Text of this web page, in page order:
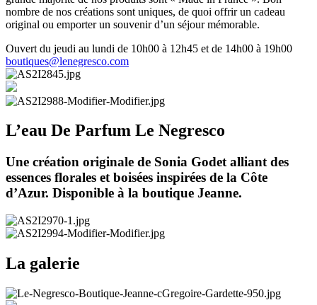
nombre de nos créations sont uniques, de quoi offrir un cadeau
original ou emporter un souvenir d’un séjour mémorable.
Ouvert du jeudi au lundi de 10h00 à 12h45 et de 14h00 à 19h00
boutiques@lenegresco.com
L’eau De Parfum Le Negresco
Une création originale de Sonia Godet alliant des
essences florales et boisées inspirées de la Côte
d’Azur. Disponible à la boutique Jeanne.
La galerie